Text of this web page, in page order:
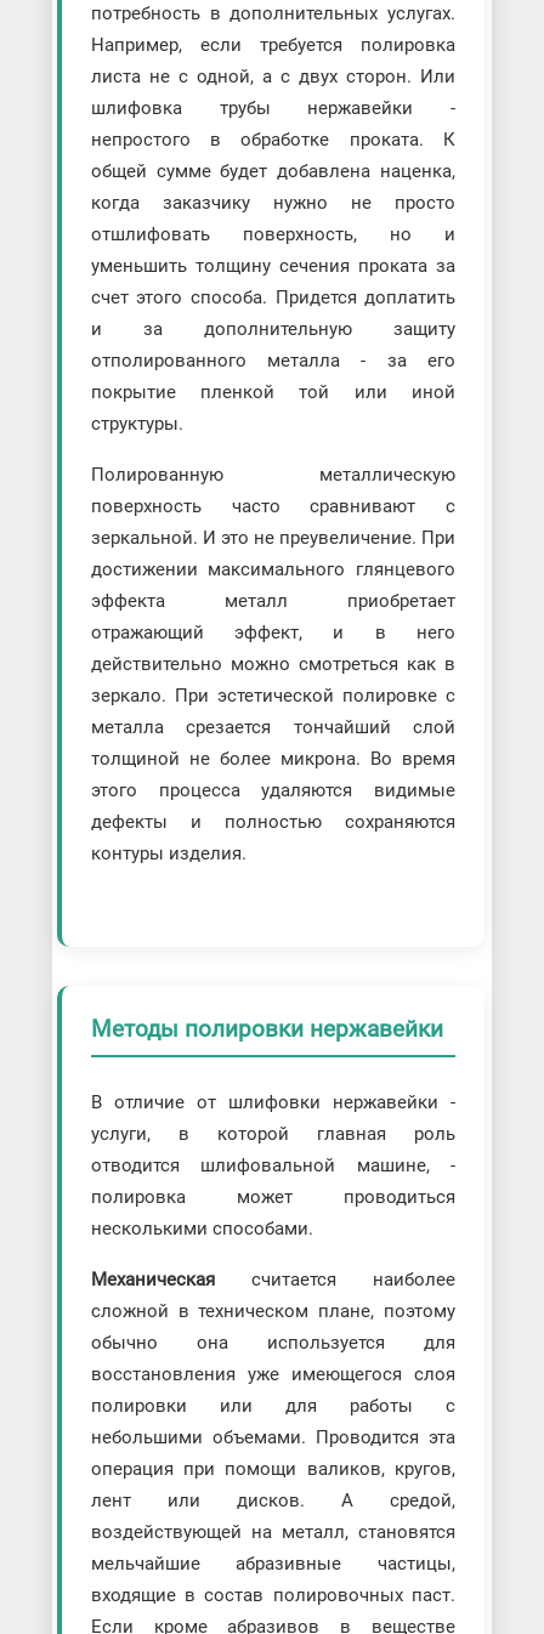
потребность в дополнительных услугах.
Например, если требуется полировка
листа не с одной, а с двух сторон. Или
шлифовка трубы нержавейки -
непростого в обработке проката. К
общей сумме будет добавлена наценка,
когда заказчику нужно не просто
отшлифовать поверхность, но и
уменьшить толщину сечения проката за
счет этого способа. Придется доплатить
и за дополнительную защиту
отполированного металла - за его
покрытие пленкой той или иной
структуры.
Полированную металлическую
поверхность часто сравнивают с
зеркальной. И это не преувеличение. При
достижении максимального глянцевого
эффекта металл приобретает
отражающий эффект, и в него
действительно можно смотреться как в
зеркало. При эстетической полировке с
металла срезается тончайший слой
толщиной не более микрона. Во время
этого процесса удаляются видимые
дефекты и полностью сохраняются
контуры изделия.
Методы полировки нержавейки
В отличие от шлифовки нержавейки -
услуги, в которой главная роль
отводится шлифовальной машине, -
полировка может проводиться
несколькими способами.
Механическаясчитается наиболее
сложной в техническом плане, поэтому
обычно она используется для
восстановления уже имеющегося слоя
полировки или для работы с
небольшими объемами. Проводится эта
операция при помощи валиков, кругов,
лент или дисков. А средой,
воздействующей на металл, становятся
мельчайшие абразивные частицы,
входящие в состав полировочных паст.
Если кроме абразивов в веществе